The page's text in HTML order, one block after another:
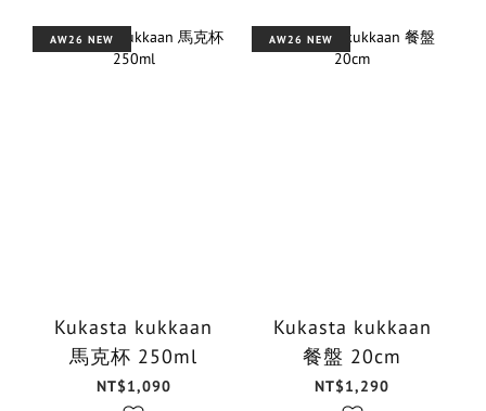
AW26 NEW
Kukasta kukkaan
馬克杯 250ml
NT$1,090
AW26 NEW
Kukasta kukkaan
餐盤 20cm
NT$1,290